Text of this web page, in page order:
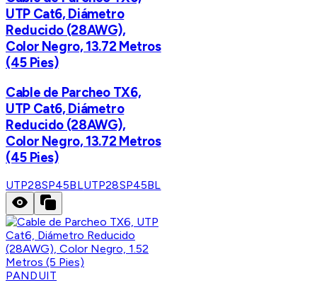
UTP Cat6, Diámetro
Reducido (28AWG),
Color Negro, 13.72 Metros
(45 Pies)
Cable de Parcheo TX6,
UTP Cat6, Diámetro
Reducido (28AWG),
Color Negro, 13.72 Metros
(45 Pies)
UTP28SP45BLUTP28SP45BL
PANDUIT